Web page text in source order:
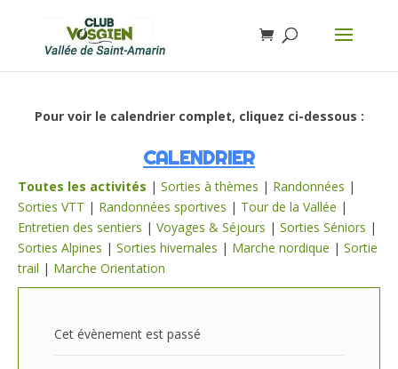
Pour voir le calendrier complet, cliquez ci-dessous :
CALENDRIER
Toutes les activités | Sorties à thèmes | Randonnées |
Sorties VTT | Randonnées sportives | Tour de la Vallée |
Entretien des sentiers | Voyages & Séjours | Sorties Séniors |
Sorties Alpines | Sorties hivernales | Marche nordique | Sortie
trail | Marche Orientation
Cet évènement est passé